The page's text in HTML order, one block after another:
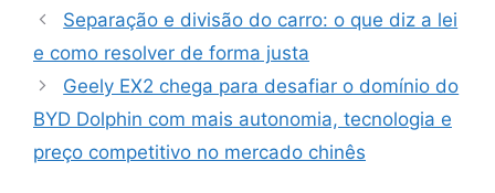
Separação e divisão do carro: o que diz a lei
e como resolver de forma justa
Geely EX2 chega para desafiar o domínio do
BYD Dolphin com mais autonomia, tecnologia e
preço competitivo no mercado chinês